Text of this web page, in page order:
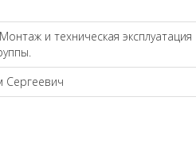
и техническая эксплуатация
Сергеевич